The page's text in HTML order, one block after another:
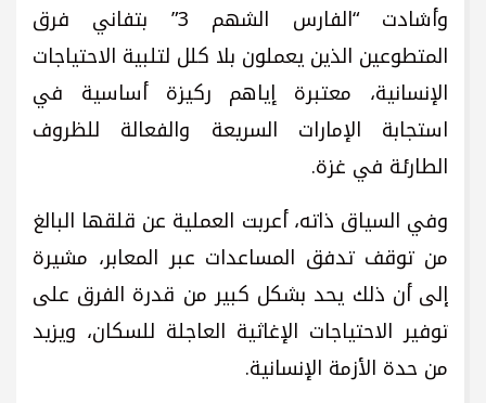
وأشادت “الفارس الشهم 3” بتفاني فرق
المتطوعين الذين يعملون بلا كلل لتلبية الاحتياجات
الإنسانية، معتبرة إياهم ركيزة أساسية في
استجابة الإمارات السريعة والفعالة للظروف
الطارئة في غزة.
وفي السياق ذاته، أعربت العملية عن قلقها البالغ
من توقف تدفق المساعدات عبر المعابر، مشيرة
إلى أن ذلك يحد بشكل كبير من قدرة الفرق على
توفير الاحتياجات الإغاثية العاجلة للسكان، ويزيد
من حدة الأزمة الإنسانية.